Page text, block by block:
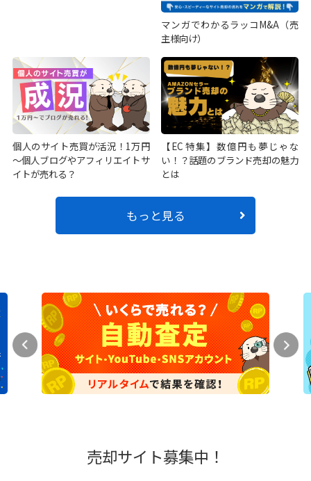
マンガでわかるラッコM&A（売
主様向け）
個人のサイト売買が活況！1万円
～個人ブログやアフィリエイトサ
イトが売れる？
【EC特集】数億円も夢じゃな
い！？話題のブランド売却の魅力
とは
もっと見る
売却サイト募集中！